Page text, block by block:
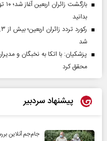
بدانید
شد
پزشکیان: با اتکا به نخبگان و
محقق کرد
پیشنهاد سردبیر
جام‌جم آنلاین